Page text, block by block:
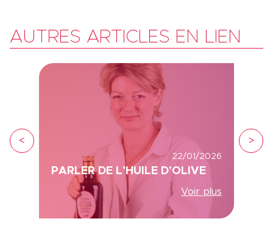
AUTRES ARTICLES EN LIEN
22/01/2026
PARLER DE L’HUILE D’OLIVE
Voir plus
< >